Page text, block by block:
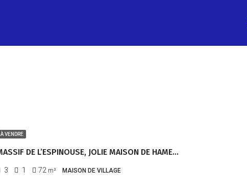
À VENDRE
MASSIF DE L’ESPINOUSE, JOLIE MAISON DE HAMEAU – RÉF 1300
3 1 72 m² MAISON DE VILLAGE